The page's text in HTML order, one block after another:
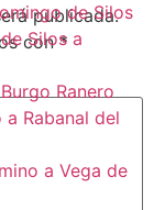
de Silos
Silos a
Ranero
a Rabanal del
a Vega de
publicada.
con*